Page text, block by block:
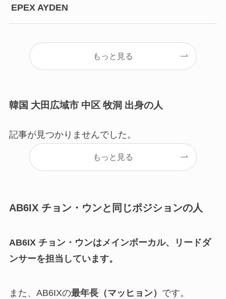
EPEX AYDEN
もっと見る
韓国 大田広域市 中区 牧洞 出身の人
記事が見つかりませんでした。
もっと見る
AB6IX チョン・ウンと同じポジションの人
AB6IX チョン・ウンはメインボーカル、リードダ
ンサーを担当しています。
また、AB6IXの最年長（マッヒョン） です。